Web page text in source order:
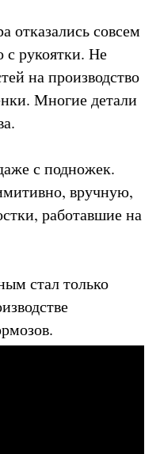
отказались совсем
с рукоятки. Не
на производство
Многие детали
с подножек.
вручную,
работавшие на
стал только